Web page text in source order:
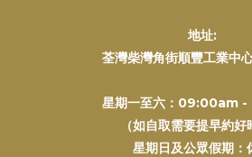
地址:
荃灣柴灣角街順豐工業中
星期一至六：09:00am
（如自取需要提早約好
星期日及公眾假期：